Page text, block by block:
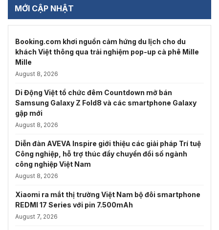
MỚI CẬP NHẬT
Booking.com khơi nguồn cảm hứng du lịch cho du
khách Việt thông qua trải nghiệm pop-up cà phê Mille
Mille
August 8, 2026
Di Động Việt tổ chức đêm Countdown mở bán
Samsung Galaxy Z Fold8 và các smartphone Galaxy
gập mới
August 8, 2026
Diễn đàn AVEVA Inspire giới thiệu các giải pháp Trí tuệ
Công nghiệp, hỗ trợ thúc đẩy chuyển đổi số ngành
công nghiệp Việt Nam
August 8, 2026
Xiaomi ra mắt thị trường Việt Nam bộ đôi smartphone
REDMI 17 Series với pin 7.500mAh
August 7, 2026